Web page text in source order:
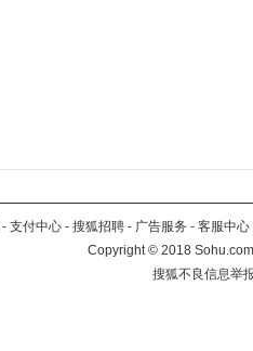
- 支付中心 - 搜狐招聘 - 广告服务 - 客服中心
Copyright©2018
搜狐不良信息举